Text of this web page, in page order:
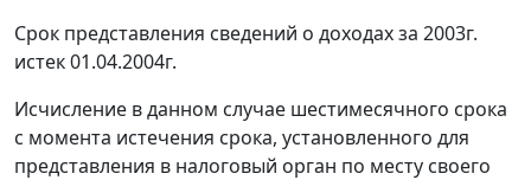
Срок представления сведений о доходах за 2003г.
истек 01.04.2004г.
Исчисление в данном случае шестимесячного срока
с момента истечения срока, установленного для
представления в налоговый орган по месту своего